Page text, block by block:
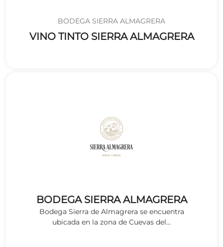
BODEGA SIERRA ALMAGRERA
VINO TINTO SIERRA ALMAGRERA
BODEGA SIERRA ALMAGRERA
Bodega Sierra de Almagrera se encuentra
ubicada en la zona de Cuevas del...